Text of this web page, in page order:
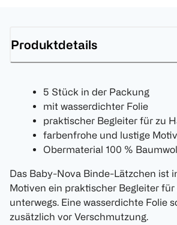
Produktdetails
5 Stück in der Packung
mit wasserdichter Folie
praktischer Begleiter für zu
farbenfrohe und lustige
Obermaterial 100 %
Das Baby-Nova Binde-Lätzchen ist
Motiven ein praktischer Begleiter für
unterwegs. Eine wasserdichte Folie
zusätzlich vor Verschmutzung.